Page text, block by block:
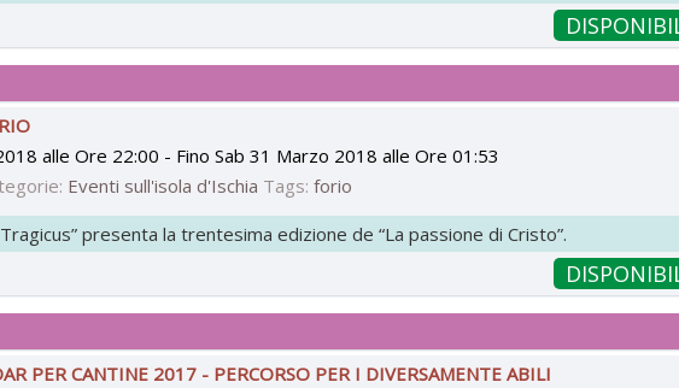
alle Ore 22:00 - FinoSab 31 Marzo 2018 alle Ore 01:53
Eventi sull'isola d'Ischia Tags:forio
presenta la trentesima edizione de “La passione di Cristo”.
PER CANTINE 2017 - PERCORSO PER I DIVERSAMENTE ABILI